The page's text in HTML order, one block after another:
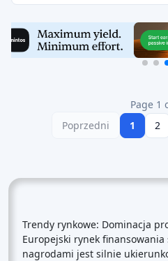
Page 1
Poprzedni
1 2
Trendy rynkowe: Dominacja
Europejski rynek finansowania
nagrodami jest silnie